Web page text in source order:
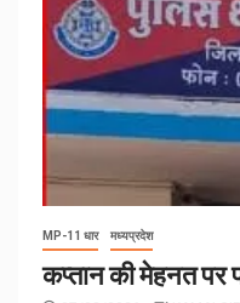
MP-11 धार मध्यप्रदेश
कप्तान की मेहनत पर